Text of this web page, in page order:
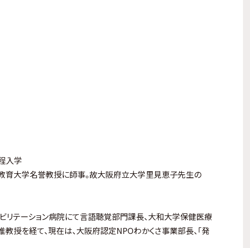
入学
大学名誉教授に師事。故大阪府立大学里見恵子先生の
リテーション病院にて言語聴覚部門課長、大和大学保健医療
授を経て、現在は、大阪府認定NPOわかくさ事業部長、「発